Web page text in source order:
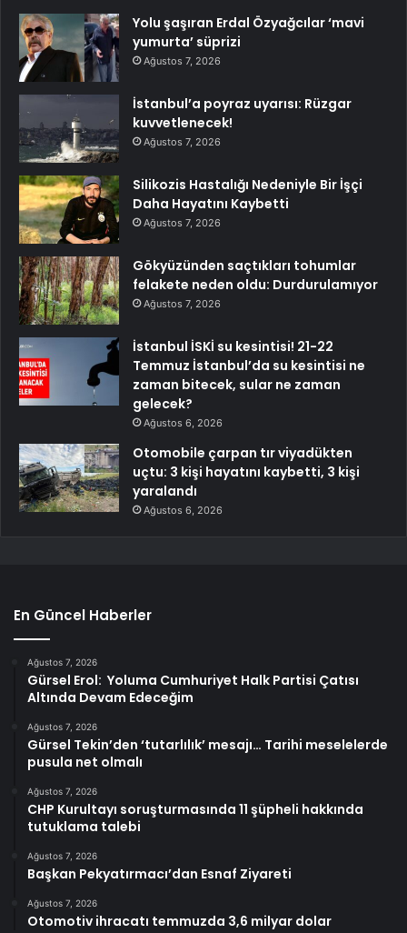
Yolu şaşıran Erdal Özyağcılar ‘mavi
yumurta’ süprizi
Ağustos 7, 2026
İstanbul’a poyraz uyarısı: Rüzgar
kuvvetlenecek!
Ağustos 7, 2026
Silikozis Hastalığı Nedeniyle Bir İşçi
Daha Hayatını Kaybetti
Ağustos 7, 2026
Gökyüzünden saçtıkları tohumlar
felakete neden oldu: Durdurulamıyor
Ağustos 7, 2026
İstanbul İSKİ su kesintisi! 21-22
Temmuz İstanbul’da su kesintisi ne
zaman bitecek, sular ne zaman
gelecek?
Ağustos 6, 2026
Otomobile çarpan tır viyadükten
uçtu: 3 kişi hayatını kaybetti, 3 kişi
yaralandı
Ağustos 6, 2026
En Güncel Haberler
Ağustos 7, 2026
Gürsel Erol: Yoluma Cumhuriyet Halk Partisi Çatısı
Altında Devam Edeceğim
Ağustos 7, 2026
Gürsel Tekin’den ‘tutarlılık’ mesajı… Tarihi meselelerde
pusula net olmalı
Ağustos 7, 2026
CHP Kurultayı soruşturmasında 11 şüpheli hakkında
tutuklama talebi
Ağustos 7, 2026
Başkan Pekyatırmacı’dan Esnaf Ziyareti
Ağustos 7, 2026
Otomotiv ihracatı temmuzda 3,6 milyar dolar